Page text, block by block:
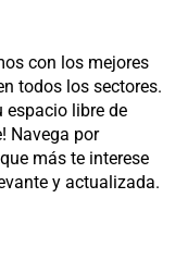
con los mejores
todos los sectores.
espacio libre de
Navega por
más te interese
y actualizada.